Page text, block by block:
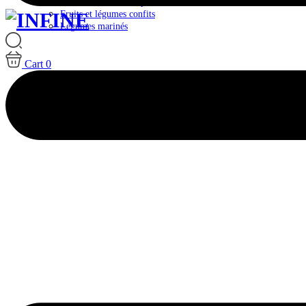
Fruits et légumes confits
Légumes marinés
Cart 0